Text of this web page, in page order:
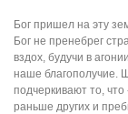
Бог пришел на эту
Бог не пренебрег
вздох, будучи в
наше благополучие.
подчеркивают то,
раньше других и